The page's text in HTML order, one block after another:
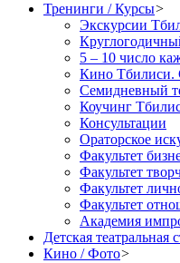
Тренинги / Курсы>
Экскурсии
5 – 10 число
Кино Тбилиси.
Семидневный
Коучинг
Консультации
Ораторское
Факультет
Факультет
Факультет
Факультет
Академия
Детская театральная
Кино / Фото>